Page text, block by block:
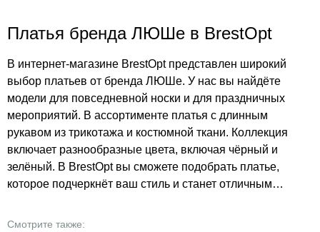
Платья бренда ЛЮШе в BrestOpt
В интернет-магазине BrestOpt представлен широкий
выбор платьев от бренда ЛЮШе. У нас вы найдёте
модели для повседневной носки и для праздничных
мероприятий. В ассортименте платья с длинным
рукавом из трикотажа и костюмной ткани. Коллекция
включает разнообразные цвета, включая чёрный и
зелёный. В BrestOpt вы сможете подобрать платье,
которое подчеркнёт ваш стиль и станет отличным
выбор – всё это делает наш магазин идеальным местом
Смотрите также: